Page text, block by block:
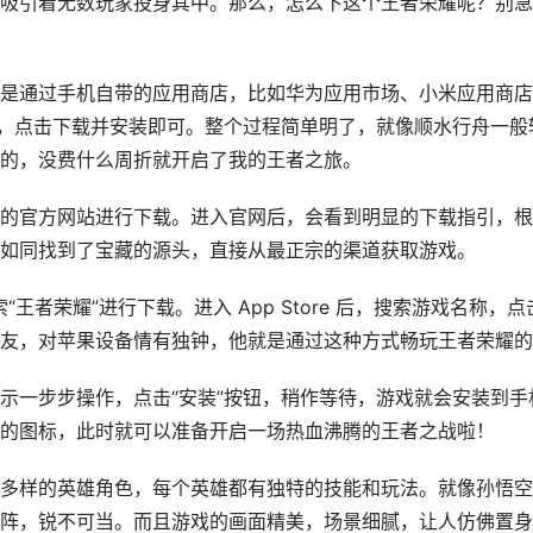
通过手机自带的应用商店，比如华为应用市场、小米应用商店
点击下载并安装即可。整个过程简单明了，就像顺水行舟一般
，没费什么周折就开启了我的王者之旅。
官方网站进行下载。进入官网后，会看到明显的下载指引，
找到了宝藏的源头，直接从最正宗的渠道获取游戏。
王者荣耀”进行下载。进入 App Store 后，搜索游戏名称，点
，对苹果设备情有独钟，他就是通过这种方式畅玩王者荣耀
一步步操作，点击“安装”按钮，稍作等待，游戏就会安装到手
图标，此时就可以准备开启一场热血沸腾的王者之战啦！
样的英雄角色，每个英雄都有独特的技能和玩法。就像孙悟
，锐不可当。而且游戏的画面精美，场景细腻，让人仿佛置